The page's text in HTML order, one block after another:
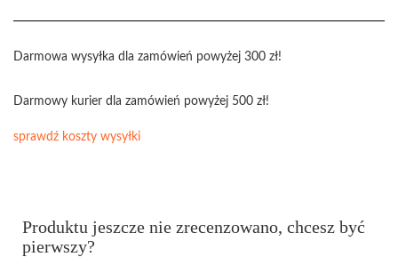
Darmowa wysyłka dla zamówień powyżej 300 zł!
Darmowy kurier dla zamówień powyżej 500 zł!
sprawdź koszty wysyłki
Produktu jeszcze nie zrecenzowano, chcesz być
pierwszy?